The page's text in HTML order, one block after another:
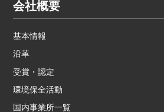
会社概要
基本情報
沿革
受賞・認定
環境保全活動
国内事業所一覧